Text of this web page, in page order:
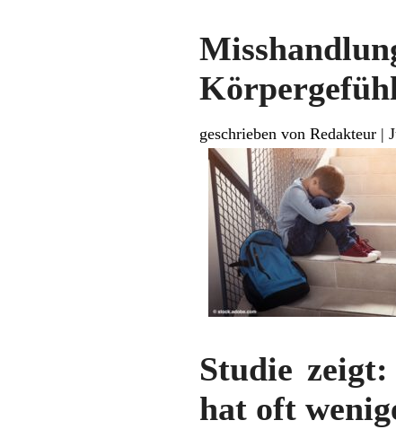
geschrieben von Redakteur |
Studie
hat oft